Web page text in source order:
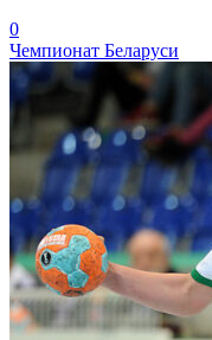
0
Чемпионат Беларуси